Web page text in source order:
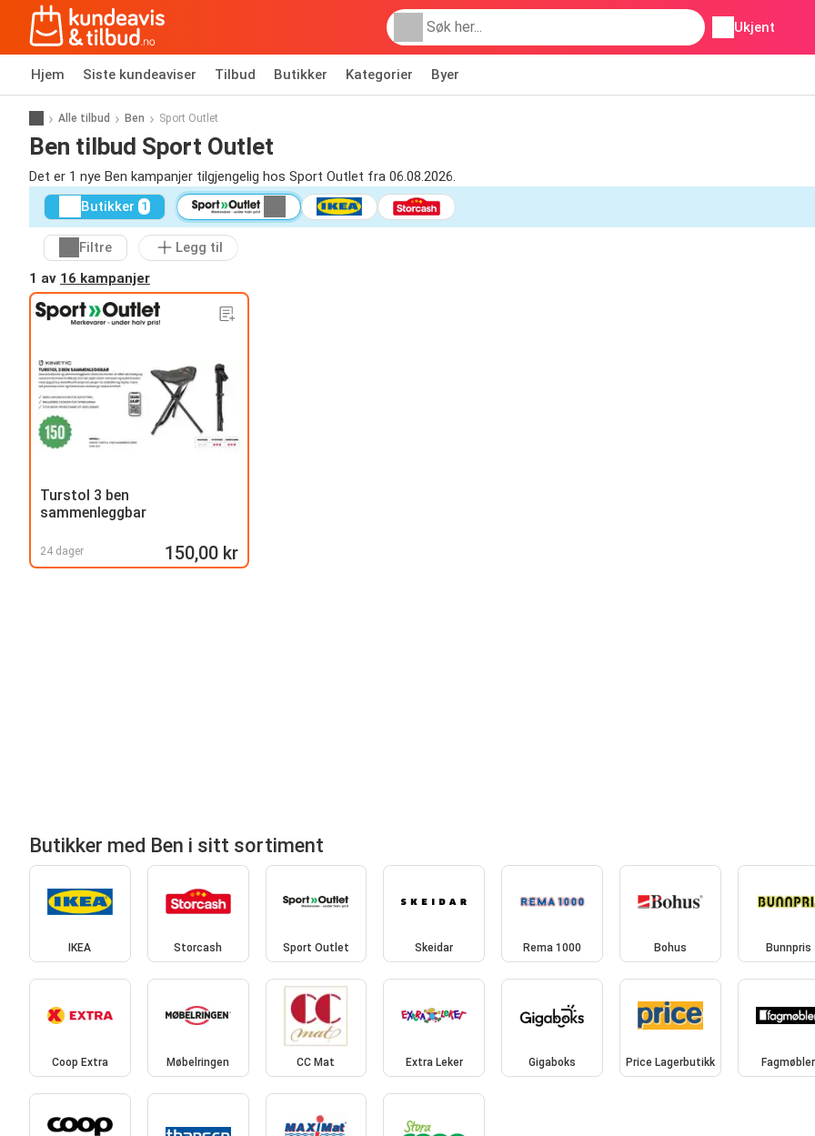
Ukjent
Hjem Siste kundeaviser Tilbud Butikker Kategorier Byer
Alle tilbud Ben Sport Outlet
Ben tilbud Sport Outlet
Det er 1 nye Ben kampanjer tilgjengelig hos Sport Outlet fra 06.08.2026.
Butikker 1
Filtre
Legg til
1 av 16 kampanjer
Turstol 3 ben
sammenleggbar
24 dager 150,00 kr
Butikker med Ben i sitt sortiment
IKEA Storcash Sport Outlet Skeidar Rema 1000 Bohus Bunnpris
Coop Extra Møbelringen CC Mat Extra Leker Gigaboks Price Lagerbutikk Fagmøbler